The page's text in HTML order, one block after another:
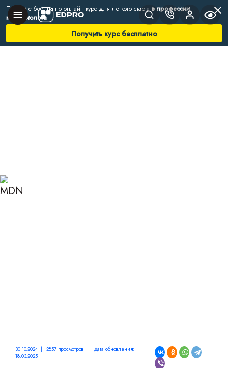
Получите бесплатно онлайн-курс для легкого стартав профессии
нутрициолога
Получить курс бесплатно
30.10.2024 | 2857 просмотров | Дата обновления:
18.03.2025